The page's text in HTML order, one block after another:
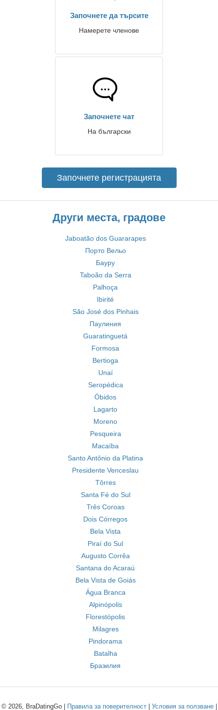
Започнете да търсите
Намерете членове
Започнете чат
На български
Започнете регистрацията
Други места, градове
Jaboatão dos Guararapes
Порто Вельо
Бауру
Taboão da Serra
Palhoça
Ibirité
São José dos Pinhais
Паулиния
Guaratinguetá
Formosa
Bertioga
Unaí
Seropédica
Óbidos
Lagarto
Moreno
Pesqueira
Macaíba
Santo Antônio da Platina
Presidente Venceslau
Tôrres
Santa Fé do Sul
Três Coroas
Dois Córregos
Bela Vista
Piraí do Sul
Augusto Corrêa
Santana do Acaraú
Bela Vista de Goiás
Água Branca
Alpinópolis
Florestópolis
Milagres
Pindorama
Batalha
Бразилия
© 2026, BraDatingGo | Правила за поверителност| Условия за ползване|